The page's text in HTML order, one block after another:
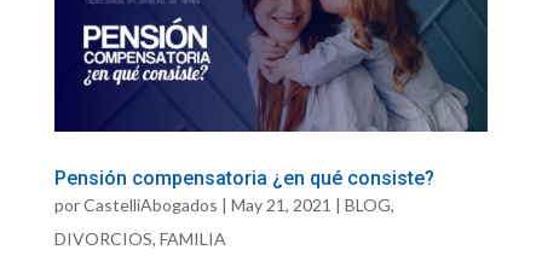
Pensión compensatoria ¿en qué consiste?
porCastelliAbogados | May 21, 2021 | BLOG,
DIVORCIOS, FAMILIA